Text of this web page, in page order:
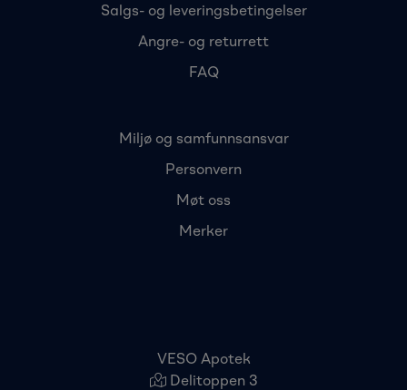
Salgs- og leveringsbetingelser
Angre- og returrett
FAQ
Miljø og samfunnsansvar
Personvern
Møt oss
Merker
VESO Apotek
Delitoppen 3